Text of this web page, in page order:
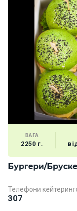
ВАГА
2250 г.
Бургери/
Телефони
307